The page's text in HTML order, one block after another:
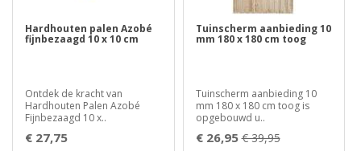
Hardhouten palen Azobé
fijnbezaagd 10 x 10 cm
Ontdek de kracht van
Hardhouten Palen Azobé
Fijnbezaagd 10 x..
€ 27,75
Tuinscherm aanbieding 10
mm 180 x 180 cm toog
Tuinscherm aanbieding 10
mm 180 x 180 cm toog is
opgebouwd u..
€ 26,95 € 39,95